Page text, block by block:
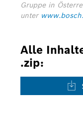
Gruppe in
unter
Alle
.zip: